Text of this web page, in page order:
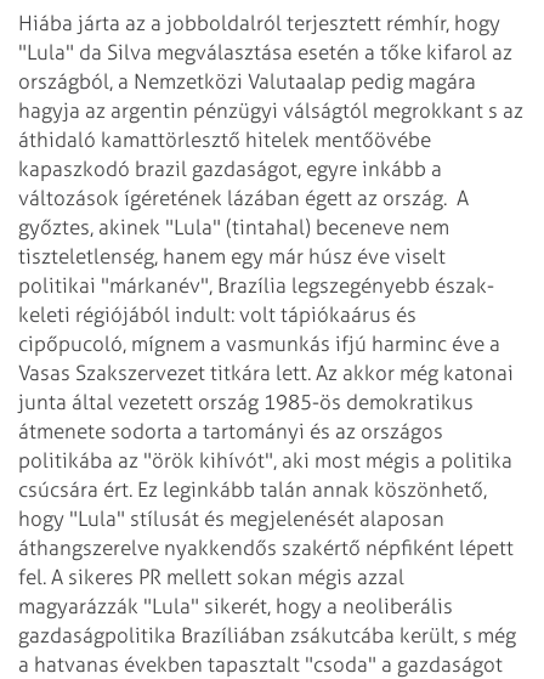
Hiába járta az a jobboldalról terjesztett rémhír, hogy
"Lula" da Silva megválasztása esetén a tőke kifarol az
országból, a Nemzetközi Valutaalap pedig magára
hagyja az argentin pénzügyi válságtól megrokkant s az
áthidaló kamattörlesztő hitelek mentőövébe
kapaszkodó brazil gazdaságot, egyre inkább a
változások ígéretének lázában égett az ország. A
győztes, akinek "Lula" (tintahal) beceneve nem
tiszteletlenség, hanem egy már húsz éve viselt
politikai "márkanév", Brazília legszegényebb észak-
keleti régiójából indult: volt tápiókaárus és
cipőpucoló, mígnem a vasmunkás ifjú harminc éve a
Vasas Szakszervezet titkára lett. Az akkor még katonai
junta által vezetett ország 1985-ös demokratikus
átmenete sodorta a tartományi és az országos
politikába az "örök kihívót", aki most mégis a politika
csúcsára ért. Ez leginkább talán annak köszönhető,
hogy "Lula" stílusát és megjelenését alaposan
áthangszerelve nyakkendős szakértő népfiként lépett
fel. A sikeres PR mellett sokan mégis azzal
magyarázzák "Lula" sikerét, hogy a neoliberális
gazdaságpolitika Brazíliában zsákutcába került, s még
a hatvanas években tapasztalt "csoda" a gazdaságot